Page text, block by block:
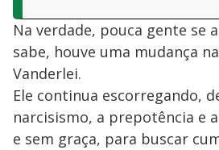
Na verdade, pouca gente se
sabe, houve uma mudança
Vanderlei.
Ele continua escorregando,
narcisismo, a prepotência e
e sem graça, para buscar